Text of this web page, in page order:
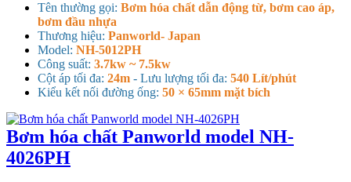
Tên thường gọi: Bơm hóa chất dẫn động từ, bơm cao áp,
bơm đầu nhựa
Thương hiệu: Panworld- Japan
Model: NH-5012PH
Công suất: 3.7kw ~ 7.5kw
Cột áp tối đa: 24m - Lưu lượng tối đa: 540 Lít/phút
Kiểu kết nối đường ống: 50 × 65mm mặt bích
Bơm hóa chất Panworld model NH-
4026PH